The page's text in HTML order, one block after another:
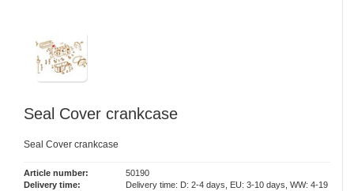
Seal Cover crankcase
Seal Cover crankcase
Article number:
50190
Delivery time:
Delivery time: D: 2-4 days, EU: 3-10 days, WW: 4-19